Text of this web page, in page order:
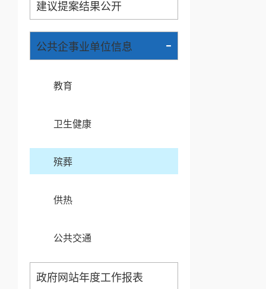
建议提案结果公开
公共企事业单位信息 -
教育
卫生健康
殡葬
供热
公共交通
政府网站年度工作报表